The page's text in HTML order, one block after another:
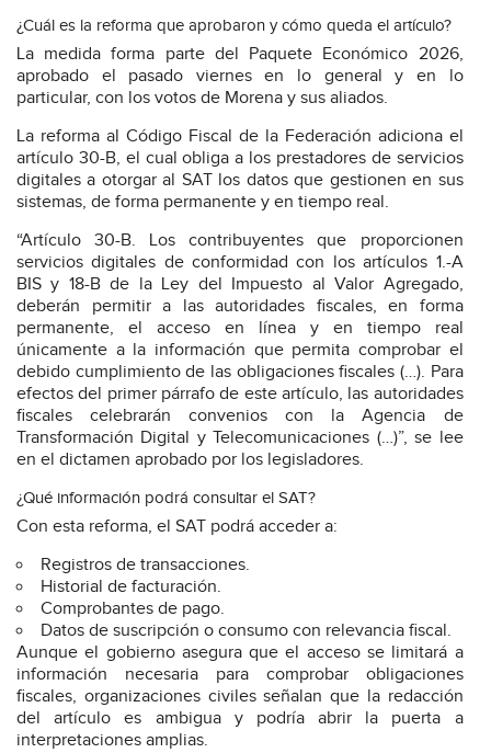
¿Cuál es la reforma que aprobaron y cómo queda el artículo?
La medida forma parte del Paquete Económico 2026,
aprobado el pasado viernes en lo general y en lo
particular, con los votos de Morena y sus aliados.
La reforma al Código Fiscal de la Federación adiciona el
artículo 30-B, el cual obliga a los prestadores de servicios
digitales a otorgar al SAT los datos que gestionen en sus
sistemas, de forma permanente y en tiempo real.
“Artículo 30-B. Los contribuyentes que proporcionen
servicios digitales de conformidad con los artículos 1.-A
BIS y 18-B de la Ley del Impuesto al Valor Agregado,
deberán permitir a las autoridades fiscales, en forma
permanente, el acceso en línea y en tiempo real
únicamente a la información que permita comprobar el
debido cumplimiento de las obligaciones fiscales (…). Para
efectos del primer párrafo de este artículo, las autoridades
fiscales celebrarán convenios con la Agencia de
Transformación Digital y Telecomunicaciones (…)”, se lee
en el dictamen aprobado por los legisladores.
¿Qué información podrá consultar el SAT?
Con esta reforma, el SAT podrá acceder a:
Registros de transacciones.
Historial de facturación.
Comprobantes de pago.
Datos de suscripción o consumo con relevancia fiscal.
Aunque el gobierno asegura que el acceso se limitará a
información necesaria para comprobar obligaciones
fiscales, organizaciones civiles señalan que la redacción
del artículo es ambigua y podría abrir la puerta a
interpretaciones amplias.